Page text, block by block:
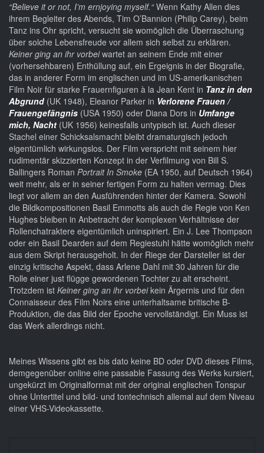
“Believe it or not, I’m ernjoying myself.“Wenn Kathy Allen dies
ihrem Begleiter des Abends, Tim O’Bannion (Philip Carey), beim
Tanz ins Ohr spricht, versucht sie womöglich die Überraschung
über solche Lebensfreude vor allem sich selbst zu erklären.
Keiner ging an ihr vorbeiwartet an seinem Ende mit einer
(vorhersehbaren) Enthüllung auf, ein Ergeignis in der Biografie,
das in anderer Form im englischen und im US-amerikanischen
Film Noir für starke Frauernfiguren à la Jean Kent in Tanz in den
Abgrund(UK 1948), Eleanor Parker in Verlorene Frauen /
Frauengefängnis (USA 1950) oder Diana Dors in Umfange
mich, Nacht (UK 1956) keinesfalls untypisch ist. Auch dieser
Stachel einer Schicksalsmacht bleibt dramaturgisch jedoch
eigentümlich wirkungslos. Der Film verspricht mit seinem hier
rudimentär skizzierten Konzept in der Verfilmung von Bill S.
Ballingers Roman Portrait In Smoke (EA 1950, auf Deutsch 1964)
weit mehr, als er in seiner fertigen Form zu halten vermag. Dies
liegt vor allem an den Ausführenden hinter der Kamera. Sowohl
die Bildkompositionen Basil Emmotts als auch die Regie von Ken
Hughes bleiben in Anbetracht der komplexen Verhältnisse der
Rollenchatraktere eigentümlich uninspiriert. Ein J. Lee Thompson
oder ein Basil Dearden auf dem Regiestuhl hätte womöglich mehr
aus dem Skript herausgeholt. In der Riege der Darsteller ist der
einzig kritische Aspekt, dass Arlene Dahl mit 30 Jahren für die
Rolle einer just flügge gewordenen Tochter zu alt erscheint.
Trotzdem ist Keiner ging an ihr vorbeikein Ärgernis und für den
Connaisseur des Film Noirs eine unterhaltsame britische B-
Produktion, die das Bild der Epoche vervollständigt. Ein Muss ist
das Werk allerdings nicht.
Meines Wissens gibt es bis dato keine BD oder DVD dieses Films,
demgegenüber online eine passable Fassung des Werks kursiert,
ungekürzt im Originalformat mit der original englischen Tonspur
ohne Untertitel und bild- und tontechnisch allemal auf dem Niveau
einer VHS-Videokassette.